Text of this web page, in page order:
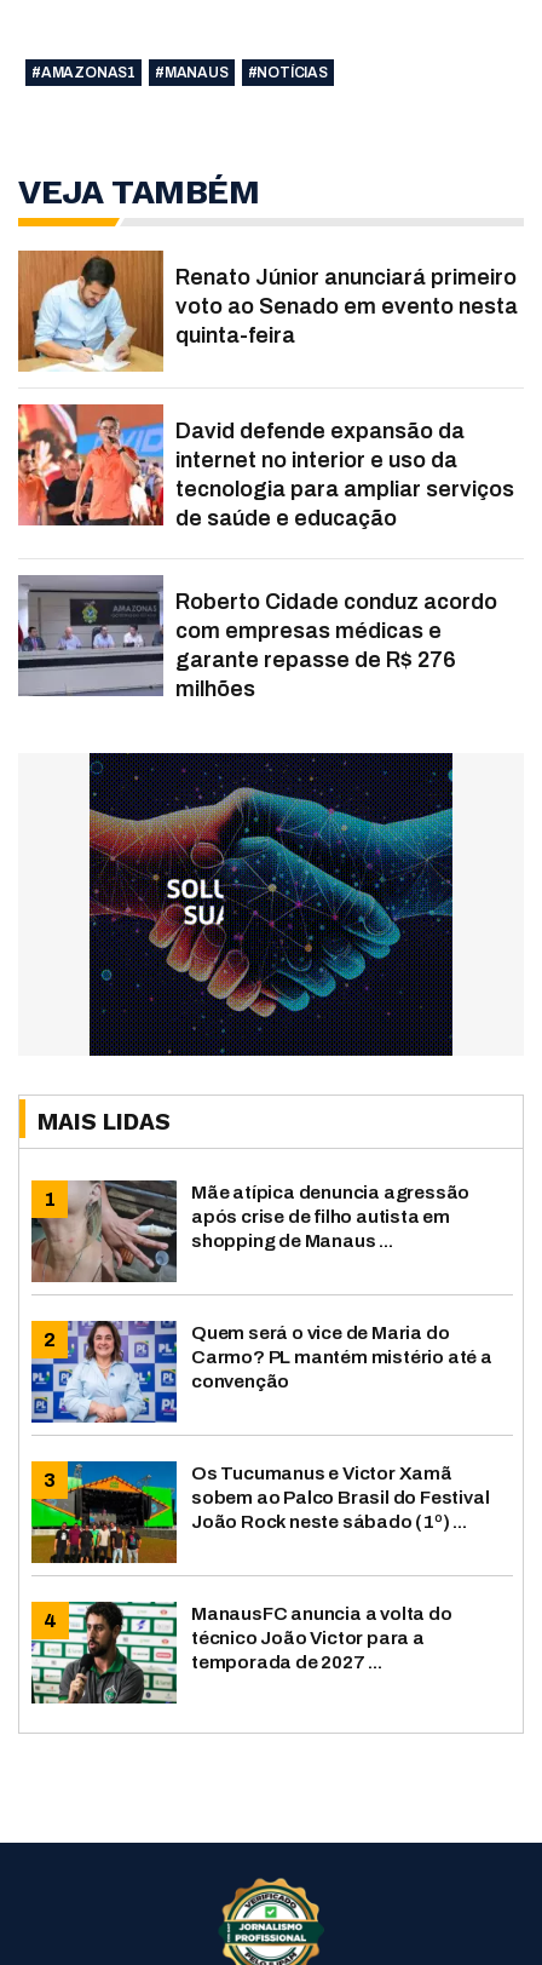
#AMAZONAS1 #MANAUS #NOTÍCIAS
VEJA TAMBÉM
Renato Júnior anunciará primeiro
voto ao Senado em evento nesta
quinta-feira
David defende expansão da
internet no interior e uso da
tecnologia para ampliar serviços
de saúde e educação
Roberto Cidade conduz acordo
com empresas médicas e
garante repasse de R$ 276
milhões
MAIS LIDAS
Mãe atípica denuncia agressão
após crise de filho autista em
shopping de Manaus ...
Quem será o vice de Maria do
Carmo? PL mantém mistério até a
convenção
Os Tucumanus e Victor Xamã
sobem ao Palco Brasil do Festival
João Rock neste sábado (1º) ...
ManausFC anuncia a volta do
técnico João Victor para a
temporada de 2027 ...